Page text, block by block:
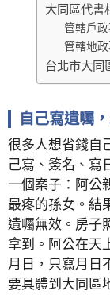
大同區代書
管轄戶
管轄地
台北市大同
自己寫遺囑
很多人想省錢自
己寫、簽名、寫
一個案子：阿公
最疼的孫女。結
遺囑無效。房子
拿到。阿公在天
月日，只寫月日
要具體到大同區